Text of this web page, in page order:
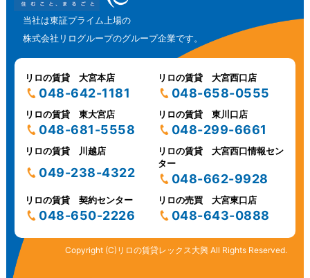
当社は東証プライム上場の
株式会社リログループのグループ企業です。
リロの賃貸 大宮本店
048-642-1181
リロの賃貸 大宮西口店
048-658-0555
リロの賃貸 東大宮店
048-681-5558
リロの賃貸 東川口店
048-299-6661
リロの賃貸 川越店
049-238-4322
リロの賃貸 大宮西口情報セン
ター
048-662-9928
リロの賃貸 契約センター
048-650-2226
リロの売買 大宮東口店
048-643-0888
Copyright (C)リロの賃貸レックス大興 All Rights Reserved.